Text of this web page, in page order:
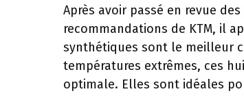
Après avoir passé en revue
recommandations de KTM, il
synthétiques sont le meilleur
températures extrêmes, ces
optimale. Elles sont idéales